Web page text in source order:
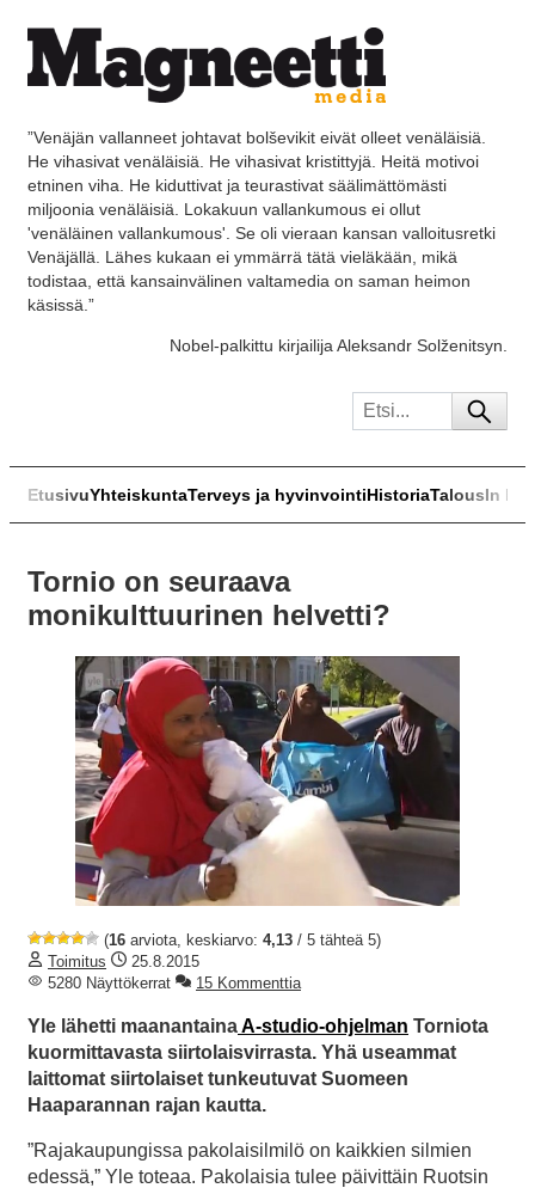
”Venäjän vallanneet johtavat bolševikit eivät olleet venäläisiä.
He vihasivat venäläisiä. He vihasivat kristittyjä. Heitä motivoi
etninen viha. He kiduttivat ja teurastivat säälimättömästi
miljoonia venäläisiä. Lokakuun vallankumous ei ollut
'venäläinen vallankumous'. Se oli vieraan kansan valloitusretki
Venäjällä. Lähes kukaan ei ymmärrä tätä vieläkään, mikä
todistaa, että kansainvälinen valtamedia on saman heimon
käsissä.”
Nobel-palkittu kirjailija Aleksandr Solženitsyn.
EtusivuYhteiskuntaTerveys ja hyvinvointiHistoriaTalousIn
Tornio on seuraava
monikulttuurinen helvetti?
(16 arviota, keskiarvo: 4,13 / 5 tähteä 5)
Toimitus
25.8.2015
5280 Näyttökerrat
15 Kommenttia
Yle lähetti maanantainaA-studio-ohjelman Torniota
kuormittavasta siirtolaisvirrasta. Yhä useammat
laittomat siirtolaiset tunkeutuvat Suomeen
Haaparannan rajan kautta.
”Rajakaupungissa pakolaisilmilö on kaikkien silmien
edessä,” Yle toteaa. Pakolaisia tulee päivittäin Ruotsin